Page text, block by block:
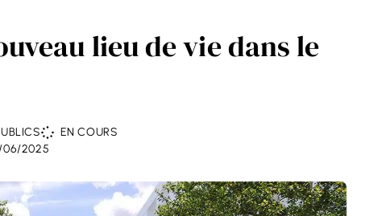
lieu de vie dans le
EN COURS
06/2025